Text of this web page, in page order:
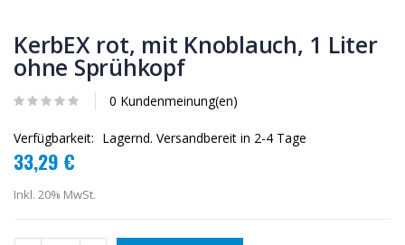
KerbEX rot, mit Knoblauch, 1 Liter
ohne Sprühkopf
0 Kundenmeinung(en)
Verfügbarkeit: Lagernd. Versandbereit in 2-4 Tage
33,29 €
Inkl. 20% MwSt.